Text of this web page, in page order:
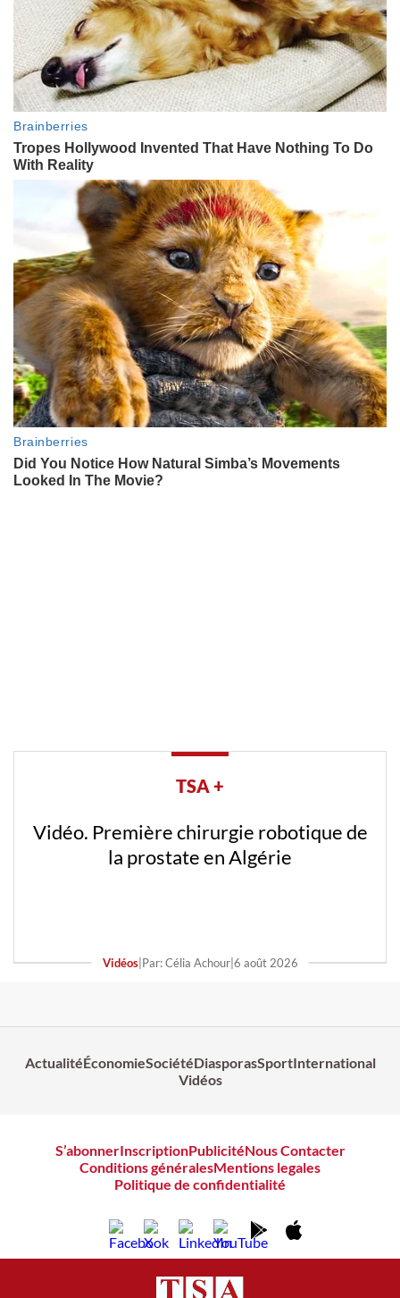
TSA +
Vidéo. Première chirurgie robotique de
la prostate en Algérie
Vidéos| Par: Célia Achour| 6 août 2026
ActualitéÉconomieSociétéDiasporasSportInternational
Vidéos
S’abonnerInscriptionPublicitéNous Contacter
Conditions généralesMentions legales
Politique de confidentialité